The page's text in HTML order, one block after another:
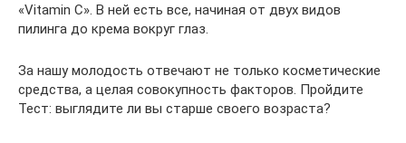
«Vitamin C». В ней есть все, начиная от двух видов
пилинга до крема вокруг глаз.
За нашу молодость отвечают не только косметические
средства, а целая совокупность факторов. Пройдите
Тест: выглядите ли вы старше своего возраста?